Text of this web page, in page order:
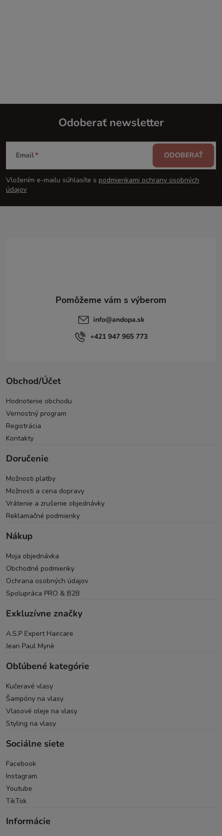
Z
á
p
Odoberať newsletter
Email
Vložením e-mailu súhlasíte s podmienkami ochrany osobných
údajov
ODOBERAŤ
info@andopa.sk
+421 947 965 773
Obchod/Účet
Hodnotenie obchodu
Vernostný program
Registrácia
Kontakty
Doručenie
Možnosti platby
Možnosti a cena dopravy
Vrátenie a zrušenie objednávky
Reklamačné podmienky
Nákup
Moja objednávka
Obchodné podmienky
Ochrana osobných údajov
Spolupráca PRO & B2B
Exkluzívne značky
A.S.P Expert Haircare
Jean Paul Mynè
Obľúbené kategórie
Kučeravé vlasy
Šampóny na vlasy
Vlasové oleje na vlasy
Styling na vlasy
Sociálne siete
Facebook
Instagram
Youtube
TikTok
Informácie